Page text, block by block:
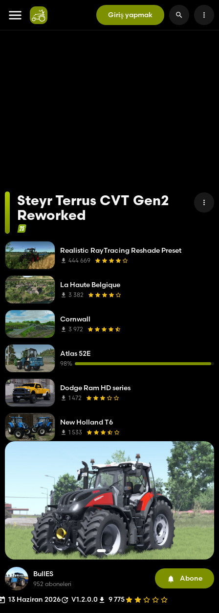
Giriş yapmak
Steyr Terrus CVT Gen2
Reworked
BullES
952 aboneleri
Abone
13 Haziran 2026 V1.2.0.0 9 775
Realistic RayTracing Reshade Preset
444 669
La Haute Belgique
3 382
Cornwall
3 972
Atlas 52E
98%
Dodge Ram HD series
1 472
New Holland T6
1 533